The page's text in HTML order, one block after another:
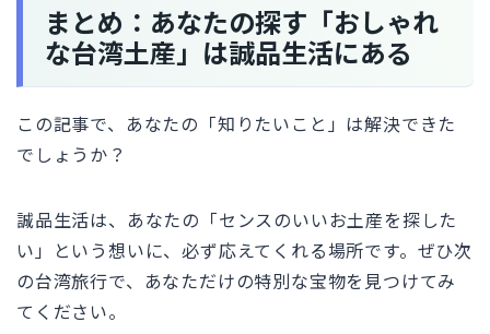
まとめ：あなたの探す「おしゃれ
な台湾土産」は誠品生活にある
この記事で、あなたの「知りたいこと」は解決できた
でしょうか？
誠品生活は、あなたの「センスのいいお土産を探した
い」という想いに、必ず応えてくれる場所です。ぜひ次
の台湾旅行で、あなただけの特別な宝物を見つけてみ
てください。